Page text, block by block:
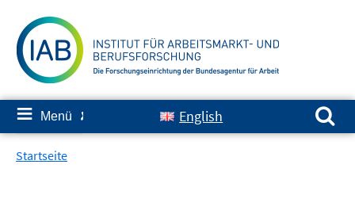
zum
Inhalt
≡ Menü ✘ English
Suchen nach:
Startseite